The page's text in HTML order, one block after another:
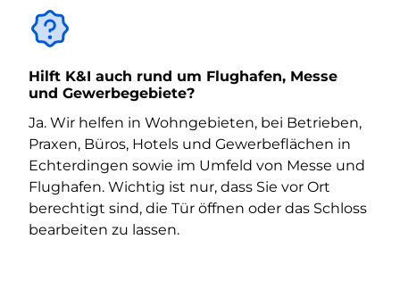
Hilft K&I auch rund um Flughafen, Messe
und Gewerbegebiete?
Ja. Wir helfen in Wohngebieten, bei Betrieben,
Praxen, Büros, Hotels und Gewerbeflächen in
Echterdingen sowie im Umfeld von Messe und
Flughafen. Wichtig ist nur, dass Sie vor Ort
berechtigt sind, die Tür öffnen oder das Schloss
bearbeiten zu lassen.